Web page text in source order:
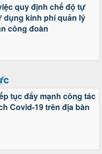
quy định chế độ tự
dụng kinh phí quản lý
công đoàn
tục đẩy mạnh công tác
Covid-19 trên địa bàn